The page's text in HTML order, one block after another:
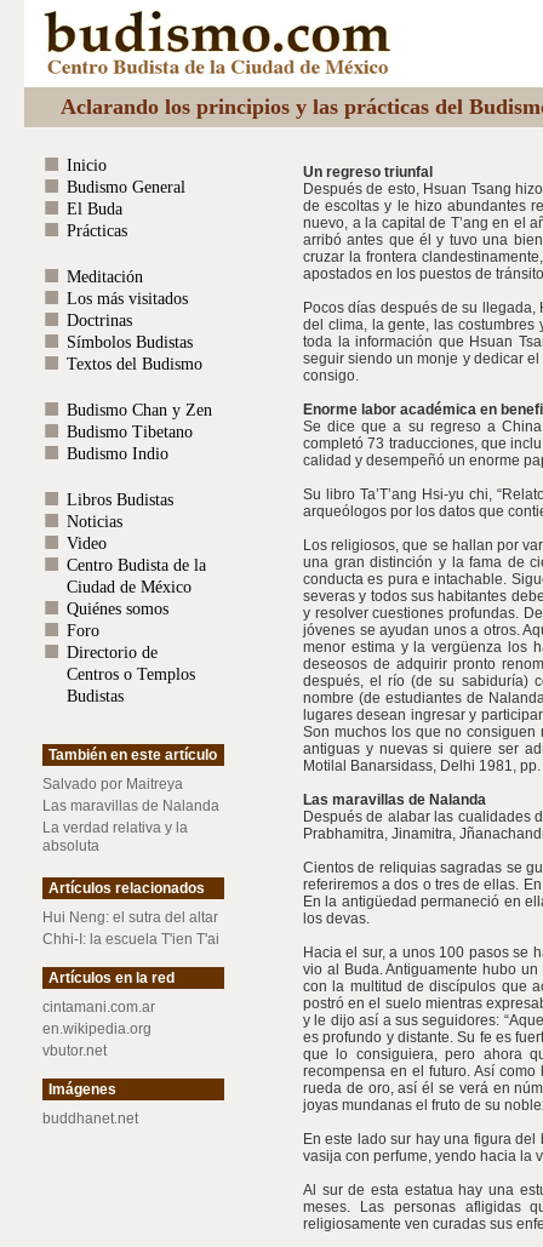
Aclarando los principios y las prácticas del
Un regreso triunfal
Después de esto, Hsuan Tsang
de escoltas y le hizo abundantes
nuevo, a la capital de T’ang en el
arribó antes que él y tuvo una
cruzar la frontera
apostados en los puestos de
Pocos días después de su
del clima, la gente, las
toda la información que Hsuan
seguir siendo un monje y dedicar
consigo.
Enorme labor académica en
Se dice que a su regreso a
completó 73 traducciones, que
calidad y desempeñó un enorme
Su libro Ta’T’ang Hsi-yu chi,
arqueólogos por los datos que
Los religiosos, que se hallan por
una gran distinción y la fama de
conducta es pura e intachable.
severas y todos sus habitantes
y resolver cuestiones profundas.
jóvenes se ayudan unos a otros.
menor estima y la vergüenza los
deseosos de adquirir pronto
después, el río (de su sabiduría)
nombre (de estudiantes de
lugares desean ingresar y
Son muchos los que no
antiguas y nuevas si quiere ser
Motilal Banarsidass, Delhi 1981,
Las maravillas de Nalanda
Después de alabar las cualidades
Prabhamitra, Jinamitra,
Cientos de reliquias sagradas se
referiremos a dos o tres de ellas.
En la antigüedad permaneció en
los devas.
Hacia el sur, a unos 100 pasos se
vio al Buda. Antiguamente hubo
con la multitud de discípulos que
postró en el suelo mientras
y le dijo así a sus seguidores:
es profundo y distante. Su fe es
que lo consiguiera, pero ahora
recompensa en el futuro. Así
rueda de oro, así él se verá en
joyas mundanas el fruto de su
En este lado sur hay una figura del
vasija con perfume, yendo hacia la
Al sur de esta estatua hay una
meses. Las personas afligidas
religiosamente ven curadas sus
Inicio
Budismo General
El Buda
Prácticas
Meditación
Los más visitados
Doctrinas
Símbolos Budistas
Textos del Budismo
Budismo Chan y Zen
Budismo Tibetano
Budismo Indio
Libros Budistas
Noticias
Video
Centro Budista de la
Ciudad de México
Quiénes somos
Foro
Directorio de
Centros o Templos
Budistas
También en este artículo
Salvado por Maitreya
Las maravillas de Nalanda
La verdad relativa y la
absoluta
Artículos relacionados
Hui Neng: el sutra del altar
Chhi-I: la escuela T'ien T'ai
Artículos en la red
cintamani.com.ar
en.wikipedia.org
vbutor.net
Imágenes
buddhanet.net